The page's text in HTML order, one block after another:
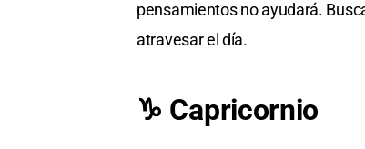
pensamientos no ayudará.
atravesar el día.
♑ Capricornio